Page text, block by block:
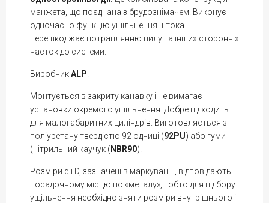
манжета, що поєднана з брудознімачем. Виконує
одночасно функцію ущільнення штока і
перешкоджає потраплянню пилу та інших сторонніх
часток до системи.
ВиробникALP
Монтується в закриту канавку і не вимагає
установки окремого ущільнення. Добре підходить
для малогабаритних циліндрів. Виготовляється з
поліуретану твердістю 92 одниці (92PU) або гуми
(нітрильний каучук (NBR90).
Розміри d і D, зазначені в маркуванні, відповідають
посадочному місцю по «металу», тобто для підбору
ущільнення необхідно зняти розміри внутрішнього і